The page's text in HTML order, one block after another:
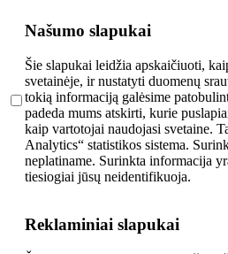
Našumo slapukai
Šie slapukai leidžia apskaičiuoti,
svetainėje, ir nustatyti duomenų
tokią informaciją galėsime
padeda mums atskirti, kurie
kaip vartotojai naudojasi svetaine.
Analytics“ statistikos sistema.
neplatiname. Surinkta informacija
tiesiogiai jūsų neidentifikuoja.
Reklaminiai slapukai